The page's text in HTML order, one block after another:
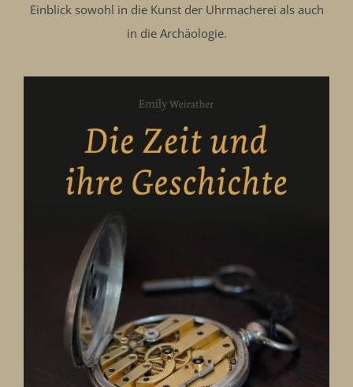
Einblick sowohl in die Kunst der Uhrmacherei als auch
in die Archäologie.